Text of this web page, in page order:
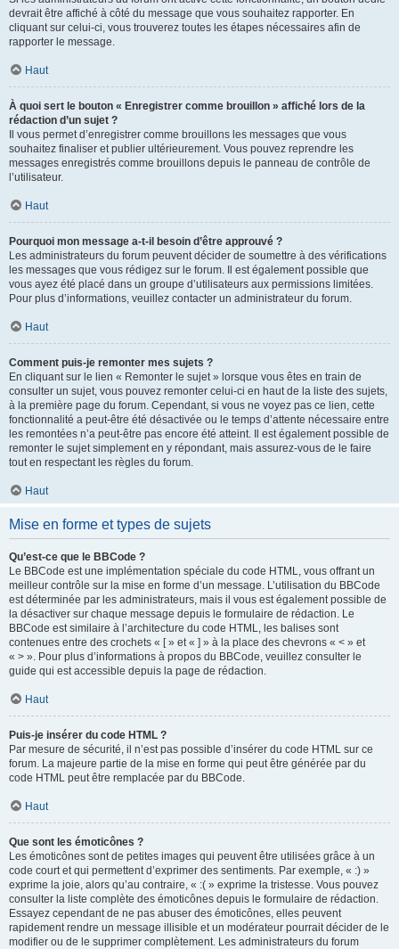
devrait être affiché à côté du message que vous souhaitez rapporter. En
cliquant sur celui-ci, vous trouverez toutes les étapes nécessaires afin de
rapporter le message.
Haut
À quoi sert le bouton « Enregistrer comme brouillon » affiché lors de la
rédaction d’un sujet ?
Il vous permet d’enregistrer comme brouillons les messages que vous
souhaitez finaliser et publier ultérieurement. Vous pouvez reprendre les
messages enregistrés comme brouillons depuis le panneau de contrôle de
l’utilisateur.
Haut
Pourquoi mon message a-t-il besoin d’être approuvé ?
Les administrateurs du forum peuvent décider de soumettre à des vérifications
les messages que vous rédigez sur le forum. Il est également possible que
vous ayez été placé dans un groupe d’utilisateurs aux permissions limitées.
Pour plus d’informations, veuillez contacter un administrateur du forum.
Haut
Comment puis-je remonter mes sujets ?
En cliquant sur le lien « Remonter le sujet » lorsque vous êtes en train de
consulter un sujet, vous pouvez remonter celui-ci en haut de la liste des sujets,
à la première page du forum. Cependant, si vous ne voyez pas ce lien, cette
fonctionnalité a peut-être été désactivée ou le temps d’attente nécessaire entre
les remontées n’a peut-être pas encore été atteint. Il est également possible de
remonter le sujet simplement en y répondant, mais assurez-vous de le faire
tout en respectant les règles du forum.
Haut
Mise en forme et types de sujets
Qu’est-ce que le BBCode ?
Le BBCode est une implémentation spéciale du code HTML, vous offrant un
meilleur contrôle sur la mise en forme d’un message. L’utilisation du BBCode
est déterminée par les administrateurs, mais il vous est également possible de
la désactiver sur chaque message depuis le formulaire de rédaction. Le
BBCode est similaire à l’architecture du code HTML, les balises sont
contenues entre des crochets « [ » et « ] » à la place des chevrons « < » et
« > ». Pour plus d’informations à propos du BBCode, veuillez consulter le
guide qui est accessible depuis la page de rédaction.
Haut
Puis-je insérer du code HTML ?
Par mesure de sécurité, il n’est pas possible d’insérer du code HTML sur ce
forum. La majeure partie de la mise en forme qui peut être générée par du
code HTML peut être remplacée par du BBCode.
Haut
Que sont les émoticônes ?
Les émoticônes sont de petites images qui peuvent être utilisées grâce à un
code court et qui permettent d’exprimer des sentiments. Par exemple, « :) »
exprime la joie, alors qu’au contraire, « :( » exprime la tristesse. Vous pouvez
consulter la liste complète des émoticônes depuis le formulaire de rédaction.
Essayez cependant de ne pas abuser des émoticônes, elles peuvent
rapidement rendre un message illisible et un modérateur pourrait décider de le
modifier ou de le supprimer complètement. Les administrateurs du forum